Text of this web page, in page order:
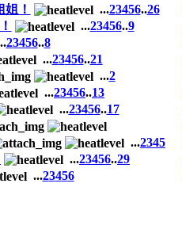
！ ...23456..26
...23456..9
23456..8
...23456..21
...2
...23456..13
...23456..17
...2345
...23456..29
...23456